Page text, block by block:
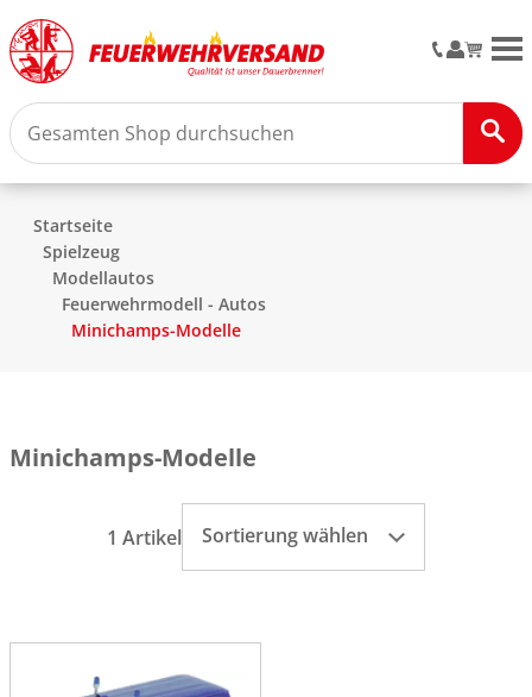
Startseite
Spielzeug
Modellautos
Feuerwehrmodell - Autos
Minichamps-Modelle
Minichamps-Modelle
1 Artikel Sortierung wählen